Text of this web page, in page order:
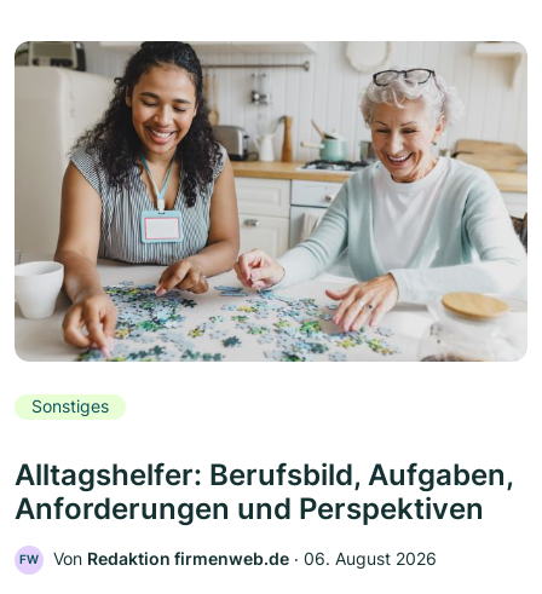
Sonstiges
Alltagshelfer: Berufsbild, Aufgaben,
Anforderungen und Perspektiven
FW Von Redaktion firmenweb.de ‧ 06. August 2026